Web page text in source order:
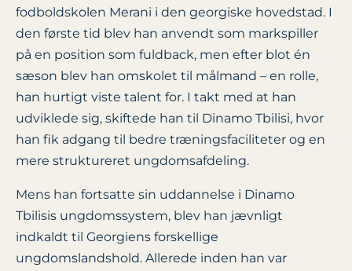
fodboldskolen Merani i den georgiske hovedstad. I
den første tid blev han anvendt som markspiller
på en position som fuldback, men efter blot én
sæson blev han omskolet til målmand – en rolle,
han hurtigt viste talent for. I takt med at han
udviklede sig, skiftede han til Dinamo Tbilisi, hvor
han fik adgang til bedre træningsfaciliteter og en
mere struktureret ungdomsafdeling.
Mens han fortsatte sin uddannelse i Dinamo
Tbilisis ungdomssystem, blev han jævnligt
indkaldt til Georgiens forskellige
ungdomslandshold. Allerede inden han var